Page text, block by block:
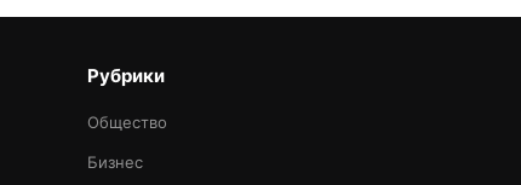
Рубрики
Общество
Бизнес